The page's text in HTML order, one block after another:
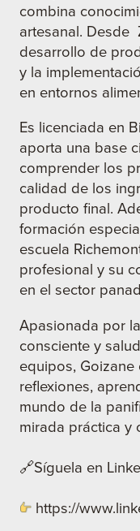
combina
artesanal. Desde
desarrollo de
y la
en entornos
Es licenciada en
aporta una base
comprender los
calidad de los
producto final.
formación
escuela
profesional y su
en el sector
Apasionada por
consciente y
equipos,
reflexiones,
mundo de la
mirada práctica y
🔗Síguela en
https://